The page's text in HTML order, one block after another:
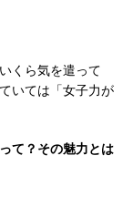
くら気を遣って
いては「女子力が
て？その魅力とは